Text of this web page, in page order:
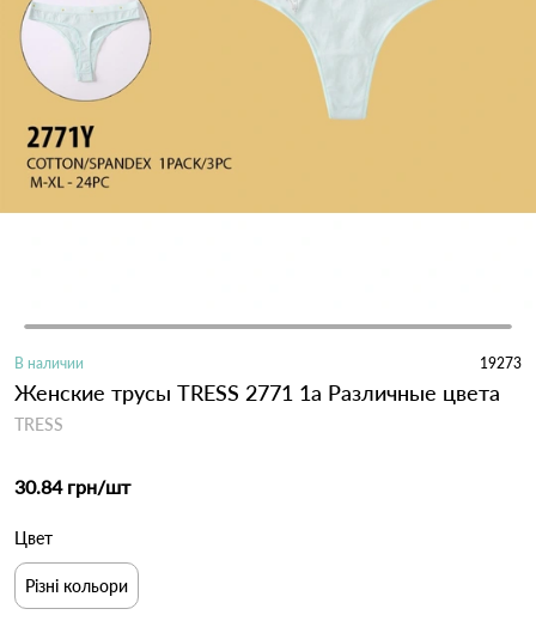
В наличии 19273
Женские трусы TRESS 2771 1а Различные цвета
TRESS
30.84 грн/шт
Цвет
Різні кольори